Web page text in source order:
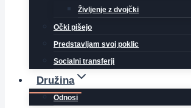
Življenje z dvojčki
Očki pišejo
Predstavljam svoj poklic
Socialni transferji
Družina
Odnosi